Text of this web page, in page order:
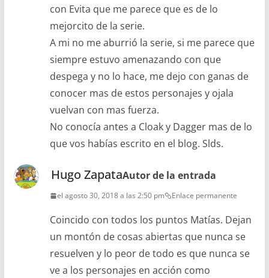
con Evita que me parece que es de lo
mejorcito de la serie.
A mi no me aburrió la serie, si me parece que
siempre estuvo amenazando con que
despega y no lo hace, me dejo con ganas de
conocer mas de estos personajes y ojala
vuelvan con mas fuerza.
No conocía antes a Cloak y Dagger mas de lo
que vos habías escrito en el blog. Slds.
Hugo ZapataAutor de la entrada
el agosto 30, 2018 a las 2:50 pm Enlace permanente
Coincido con todos los puntos Matías. Dejan
un montón de cosas abiertas que nunca se
resuelven y lo peor de todo es que nunca se
ve a los personajes en acción como